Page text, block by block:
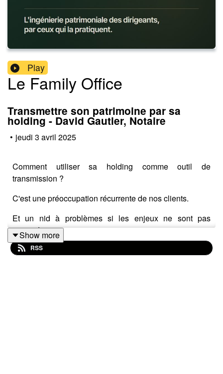
Play
Le Family Office
Transmettre son patrimoine par sa
holding - David Gautier, Notaire
• jeudi 3 avril 2025
Comment utiliser sa holding comme outil de
transmission ?
C'est une préoccupation récurrente de nos clients.
Et un nid à problèmes si les enjeux ne sont pas
maitrisées.
Show more
RSS